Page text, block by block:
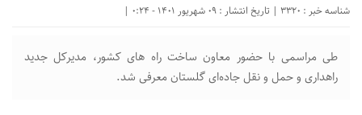
شناسه خبر : 3320 | تاریخ انتشار : 09 شهریور 1401 - 0:24 |
طی مراسمی با حضور معاون ساخت راه های کشور، مدیرکل جدید
راهداری و حمل و نقل جاده‌ای گلستان معرفی شد.